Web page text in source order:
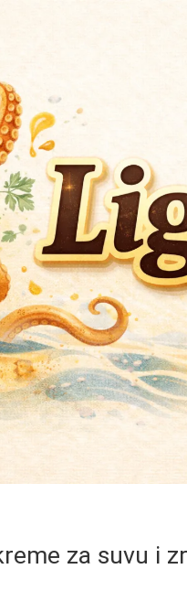
za suvu i